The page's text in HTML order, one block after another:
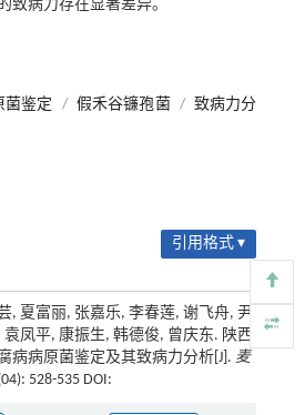
致病力存在显著差异。
菌鉴定 / 假禾谷镰孢菌 / 致病力分
引用格式 ▾
, 夏富丽, 张嘉乐, 李春莲, 谢飞舟, 尹
凤平, 康振生, 韩德俊, 曾庆东. 陕西
病病原菌鉴定及其致病力分析[J]. 麦
528-535 DOI: